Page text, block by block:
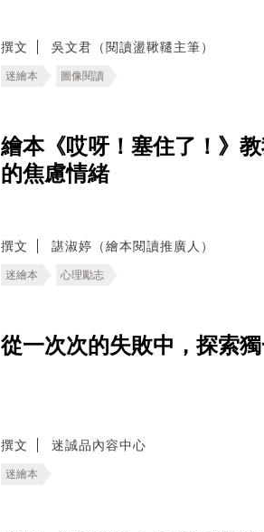
撰文 吳文君（閱讀盪鞦韆主筆）
迷繪本 圖像閱讀
繪本《哎呀！塞住了！》
的焦慮情緒
撰文 諶淑婷（繪本閱讀推廣人）
迷繪本 心理勵志
從一次次的失敗中，探索
撰文 迷誠品內容中心
迷繪本